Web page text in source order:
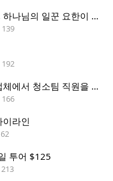
진짜가 나타났다! 30년 경력 건축가, 하나님의 일꾼 요한이 책임 시공합니다.
139
192
레드몬드에 위치한 커머셜 클리닝 업체에서 청소팀 직원을 모집합니다.
166
라인
투어 $125